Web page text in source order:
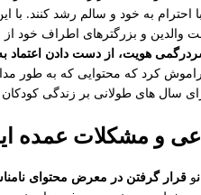
به خود و سالم رشد کنند. با
والدین و بزرگترهای اطراف خود
هویت، از دست دادن اعتماد
کرد که محتوایی که به طور
و مشکلات عمده
و قرار گرفتن در معرض محتوای